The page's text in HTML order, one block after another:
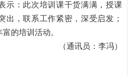
示：此次培训课干货满满，授课
出，联系工作紧密，深受启发；
的培训活动。
（通讯员：李冯）